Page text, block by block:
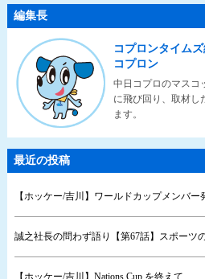
編集長
コプロンタイム
コプロン
中日コプロのマスコ
に飛び回り、取材し
ます。
最近の投稿
【ホッケー/吉川】ワールドカップメンバー
誠之社長の問わず語り【第67話】スポーツ
【ホッケー/吉川】Nations Cup を終えて